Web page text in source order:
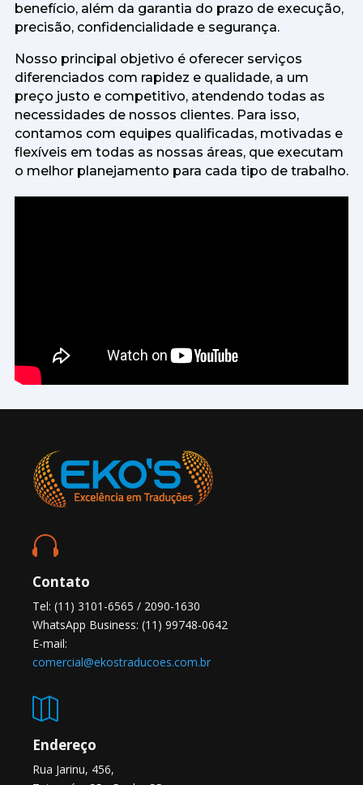
benefício, além da garantia do prazo de execução,
precisão, confidencialidade e segurança.
Nosso principal objetivo é oferecer serviços
diferenciados com rapidez e qualidade, a um
preço justo e competitivo, atendendo todas as
necessidades de nossos clientes. Para isso,
contamos com equipes qualificadas, motivadas e
flexíveis em todas as nossas áreas, que executam
o melhor planejamento para cada tipo de trabalho.

Contato
Tel: (11) 3101-6565 / 2090-1630
WhatsApp Business: (11) 99748-0642
E-mail:
comercial@ekostraducoes.com.br

Endereço
Rua Jarinu, 456,